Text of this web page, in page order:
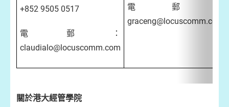
+852 9505 0517
電郵：
claudialo@locuscomm.com
電郵：
graceng@locuscomm.com
關於港大經管學院